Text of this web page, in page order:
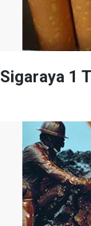
Sigaraya 1